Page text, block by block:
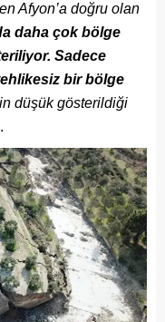
Afyon’a doğru olan
daha çok bölge
Sadece
bir bölge
düşük gösterildiği